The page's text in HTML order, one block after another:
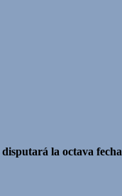
disputará la octava